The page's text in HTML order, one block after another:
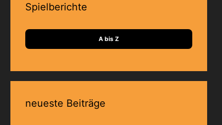
Spielberichte
A bis Z
neueste Beiträge